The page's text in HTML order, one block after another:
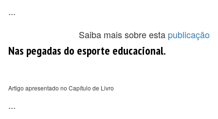
...
Saiba mais sobre esta publicação
Nas pegadas do esporte educacional.
Artigo apresentado no Capítulo de Livro
...